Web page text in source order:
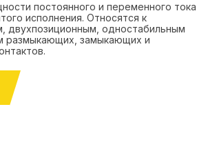
постоянного и переменного тока
исполнения. Относятся к
двухпозиционным, одностабильным
размыкающих, замыкающих и